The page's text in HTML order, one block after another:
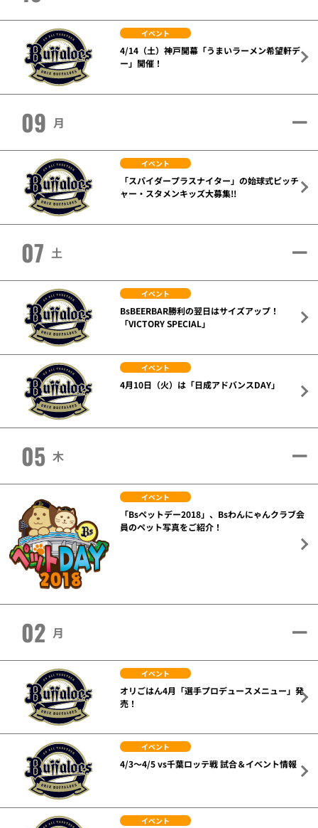
イベント
4/14（土）神戸開幕「うまいラーメン希望軒デ
ー」開催！
09 月
イベント
「スパイダープラスナイター」の始球式ピッチ
ャー・スタメンキッズ大募集!!
07 土
イベント
BsBEERBAR勝利の翌日はサイズアップ！
「VICTORY SPECIAL」
イベント
4月10日（火）は「日成アドバンスDAY」
05 木
イベント
「Bsペットデー2018」、Bsわんにゃんクラブ会
員のペット写真をご紹介！
02 月
イベント
オリごはん4月「選手プロデュースメニュー」発
売！
イベント
4/3～4/5 vs千葉ロッテ戦 試合＆イベント情報
イベント